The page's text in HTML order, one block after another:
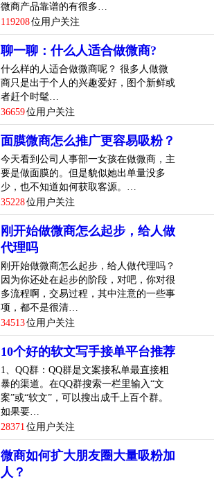
微商产品靠谱的有很多…
119208位用户关注
聊一聊：什么人适合做微商?
什么样的人适合做微商呢？ 很多人做微
商只是出于个人的兴趣爱好，图个新鲜或
者赶个时髦…
36659位用户关注
面膜微商怎么推广更容易吸粉？
今天看到公司人事部一女孩在做微商，主
要是做面膜的。但是貌似她出单量没多
少，也不知道如何获取客源。…
35228位用户关注
刚开始做微商怎么起步，给人做
代理吗
刚开始做微商怎么起步，给人做代理吗？
因为你还处在起步的阶段，对吧，你对很
多流程啊，交易过程，其中注意的一些事
项，都不是很清…
34513位用户关注
10个好的软文写手接单平台推荐
1、QQ群：QQ群是文案接私单最直接粗
暴的渠道。在QQ群搜索一栏里输入“文
案”或“软文”，可以搜出成千上百个群。
如果要…
28371 位用户关注
微商如何扩大朋友圈大量吸粉加
人？